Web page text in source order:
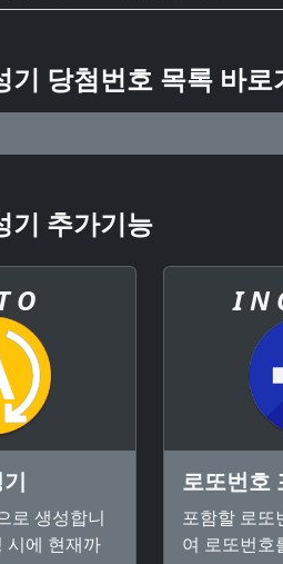
기 당첨번호 목록 바로
기 추가기능
O
로 생성합니
시에 현재까
I N
로또번호
포함할 로또
여 로또번호